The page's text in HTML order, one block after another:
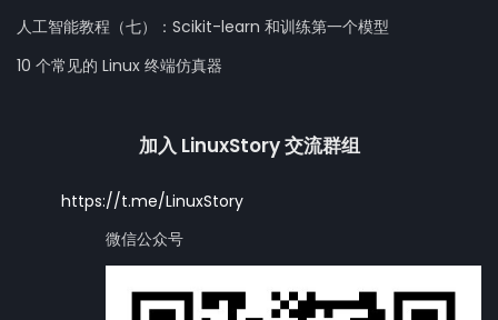
人工智能教程（七）：Scikit-learn 和训练第一个模型
10 个常见的 Linux 终端仿真器
加入 LinuxStory 交流群组
https://t.me/LinuxStory
微信公众号